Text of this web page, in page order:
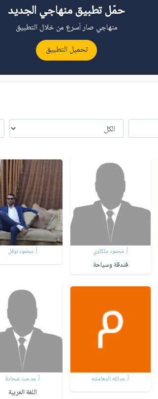
حمّل تطبيق منهاجي الجديد
منهاجي صار أسرع من خلال التطبيق
تحميل التطبيق
أ. محمود ملكاوي
فندقة وسياحة
أ. محمود نوفل
أ. مدالله الدهامشه أ. مدحت شحادة
اللغة العربية